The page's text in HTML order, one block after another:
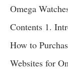
Omega
Contents 1.
How to
Websites for